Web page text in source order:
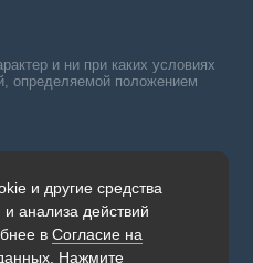
и другие средства
анализа действий
в Согласие на
. Нажмите
и ни при каких условиях
определяемой положением